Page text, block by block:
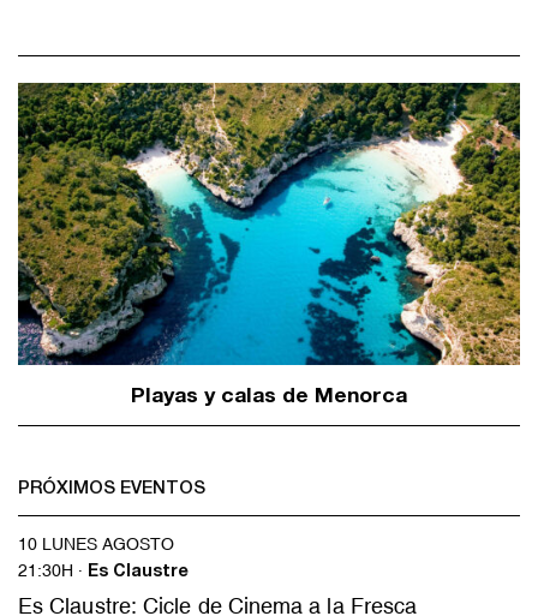
Playas y calas de Menorca
PRÓXIMOS EVENTOS
10 LUNES AGOSTO
21:30H · Es Claustre
Es Claustre: Cicle de Cinema a la Fresca